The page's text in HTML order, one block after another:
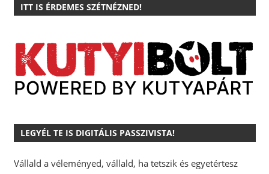
ITT IS ÉRDEMES SZÉTNÉZNED!
LEGYÉL TE IS DIGITÁLIS PASSZIVISTA!
Vállald a véleményed, vállald, ha tetszik és egyetértesz